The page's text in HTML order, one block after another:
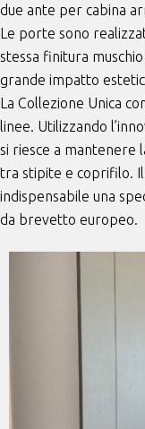
due ante per cabina
Le porte sono
stessa finitura
grande impatto
La Collezione Unica
linee. Utilizzando
si riesce a mantenere
tra stipite e coprifilo.
indispensabile una
da brevetto europeo.